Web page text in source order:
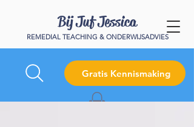
Bij Juf Jessica
REMEDIAL TEACHING & ONDERWIJSADVIES
Gratis Kennismaking